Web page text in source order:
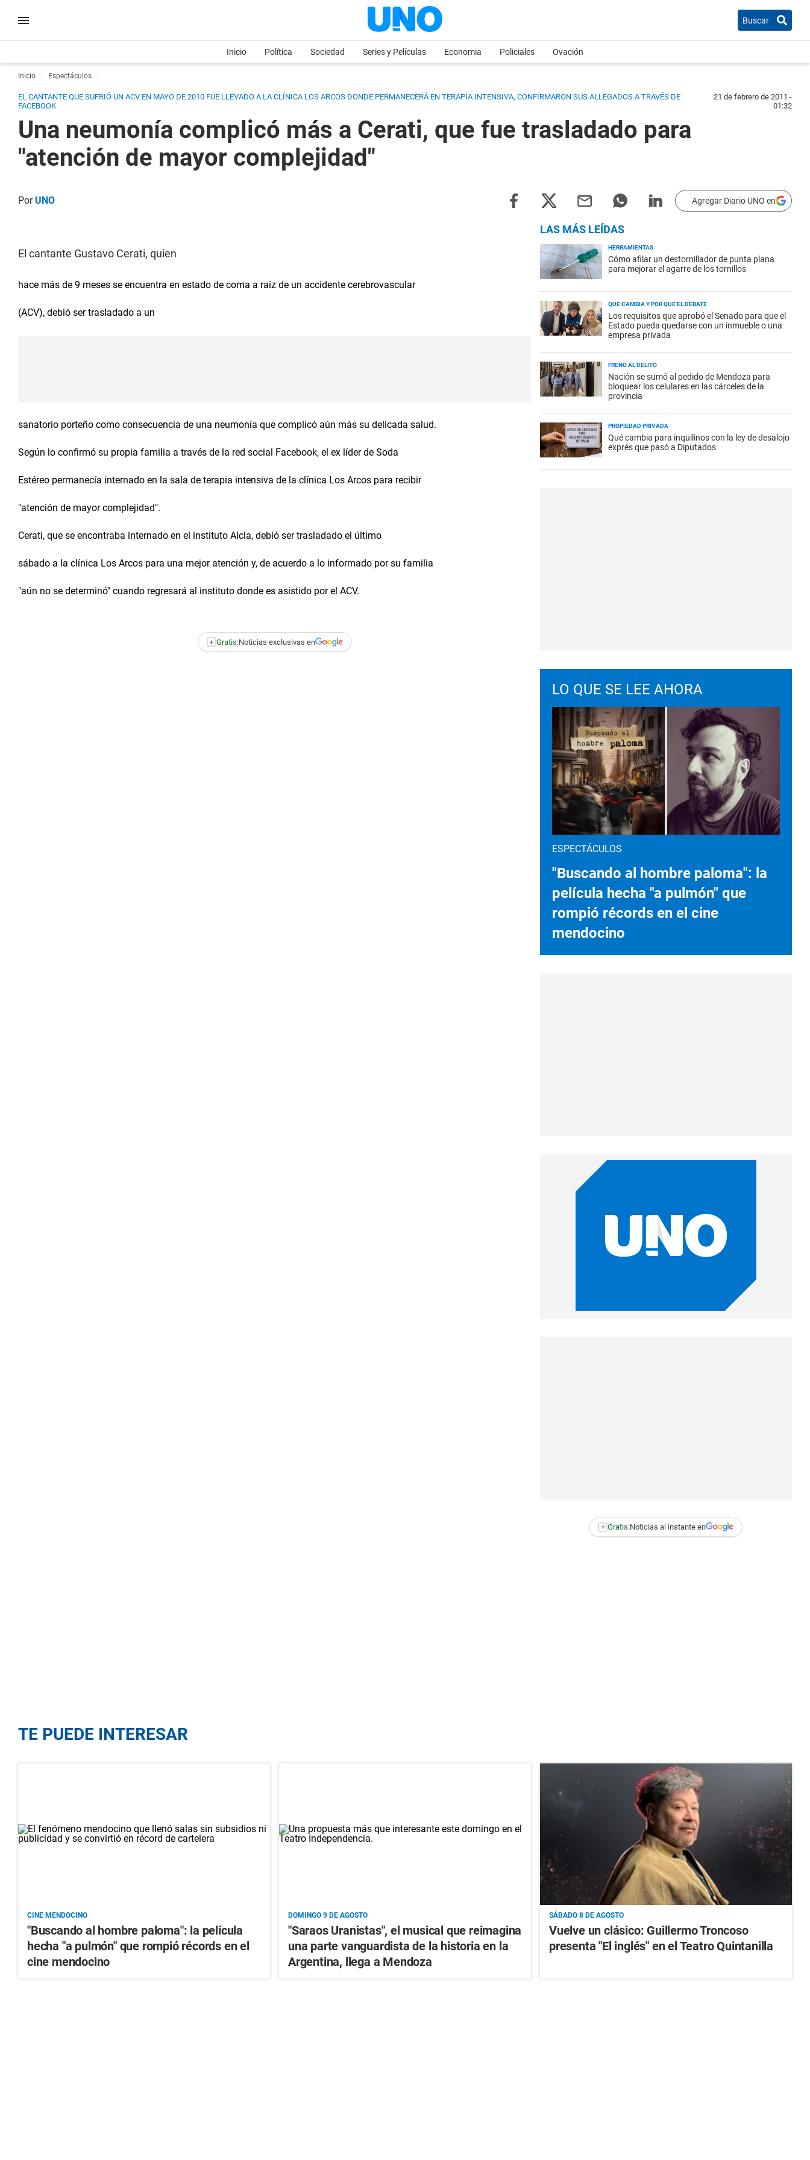
Buscar
Inicio Política Sociedad Series y Películas Economia Policiales Ovación
Inicio Espectáculos
EL CANTANTE QUE SUFRIÓ UN ACV EN MAYO DE 2010 FUE LLEVADO A LA CLÍNICA LOS ARCOS DONDE PERMANECERÁ EN TERAPIA INTENSIVA, CONFIRMARON SUS ALLEGADOS A TRAVÉS DE
FACEBOOK
21 de febrero de 2011 -
01:32
Una neumonía complicó más a Cerati, que fue trasladado para
"atención de mayor complejidad"
PorUNO Agregar Diario UNO en
El cantante Gustavo Cerati, quien
hace más de 9 meses se encuentra en estado de coma a raíz de un accidente cerebrovascular
(ACV), debió ser trasladado a un
sanatorio porteño como consecuencia de una neumonía que complicó aún más su delicada salud.
Según lo confirmó su propia familia a través de la red social Facebook, el ex líder de Soda
Estéreo permanecía internado en la sala de terapia intensiva de la clínica Los Arcos para recibir
"atención de mayor complejidad".
Cerati, que se encontraba internado en el instituto Alcla, debió ser trasladado el último
sábado a la clínica Los Arcos para una mejor atención y, de acuerdo a lo informado por su familia
"aún no se determinó" cuando regresará al instituto donde es asistido por el ACV.
+ Gratis:Noticias exclusivas en
LAS MÁS LEÍDAS
HERRAMIENTAS
Cómo afilar un destornillador de punta plana
para mejorar el agarre de los tornillos
QUÉ CAMBIA Y POR QUÉ EL DEBATE
Los requisitos que aprobó el Senado para que el
Estado pueda quedarse con un inmueble o una
empresa privada
FRENO AL DELITO
Nación se sumó al pedido de Mendoza para
bloquear los celulares en las cárceles de la
provincia
PROPIEDAD PRIVADA
Qué cambia para inquilinos con la ley de desalojo
exprés que pasó a Diputados
LO QUE SE LEE AHORA
ESPECTÁCULOS
"Buscando al hombre paloma": la
película hecha "a pulmón" que
rompió récords en el cine
mendocino
+ Gratis:Noticias al instante en
TE PUEDE INTERESAR
CINE MENDOCINO
"Buscando al hombre paloma": la película
hecha "a pulmón" que rompió récords en el
cine mendocino
DOMINGO 9 DE AGOSTO
"Saraos Uranistas", el musical que reimagina
una parte vanguardista de la historia en la
Argentina, llega a Mendoza
SÁBADO 8 DE AGOSTO
Vuelve un clásico: Guillermo Troncoso
presenta "El inglés" en el Teatro Quintanilla